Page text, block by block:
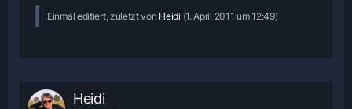
Einmal editiert, zuletzt von Heidi (1. April 2011 um 12:49)
Heidi